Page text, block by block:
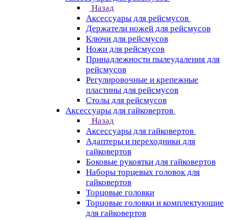
Назад
Аксессуары для рейсмусов
Держатели ножей для рейсмусов
Ключи для рейсмусов
Ножи для рейсмусов
Принадлежности пылеудаления для
рейсмусов
Регулировочные и крепежные
пластины для рейсмусов
Столы для рейсмусов
Аксессуары для гайковертов
Назад
Аксессуары для гайковертов
Адаптеры и переходники для
гайковертов
Боковые рукоятки для гайковертов
Наборы торцевых головок для
гайковертов
Торцовые головки
Торцовые головки и комплектующие
для гайковертов